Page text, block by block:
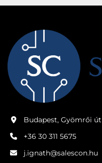
Budapest, Gyömrői út
+36 30 311 5675
j.ignath@salescon.hu